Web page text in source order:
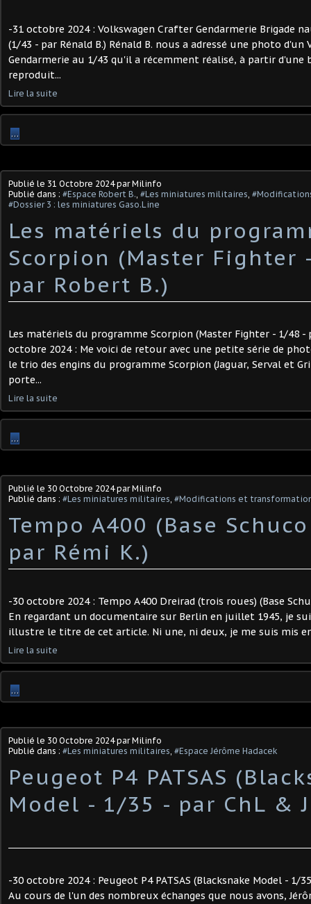
-31 octobre 2024 : Volkswagen Crafter Gendarmerie Brigade
(1/43 - par Rénald B.) Rénald B. nous a adressé une photo
Gendarmerie au 1/43 qu'il a récemment réalisé, à partir d'une
reproduit...
Lire la suite
…
Publié le 31 Octobre 2024par Milinfo
Publié dans : #Espace Robert B., #Les miniatures militaires,
#Dossier 3 : les miniatures Gaso.Line
Les matériels du
Scorpion (Master Fighter
par Robert B.) ​
Les matériels du programme Scorpion (Master Fighter - 1/48 -
octobre 2024 : Me voici de retour avec une petite série de
le trio des engins du programme Scorpion (Jaguar, Serval et
porte...
Lire la suite
…
Publié le 30 Octobre 2024par Milinfo
Publié dans : #Les miniatures militaires, #Modifications et
Tempo A400 (Base
par Rémi K.)
-30 octobre 2024 : Tempo A400 Dreirad (trois roues) (Base
En regardant un documentaire sur Berlin en juillet 1945, je
illustre le titre de cet article. Ni une, ni deux, je me suis mis
Lire la suite
…
Publié le 30 Octobre 2024par Milinfo
Publié dans : #Les miniatures militaires, #Espace Jérôme Hadacek
Peugeot P4 PATSAS
Model - 1/35 - par ChL &
-30 octobre 2024 : Peugeot P4 PATSAS (Blacksnake Model - 1/
Au cours de l'un des nombreux échanges que nous avons,